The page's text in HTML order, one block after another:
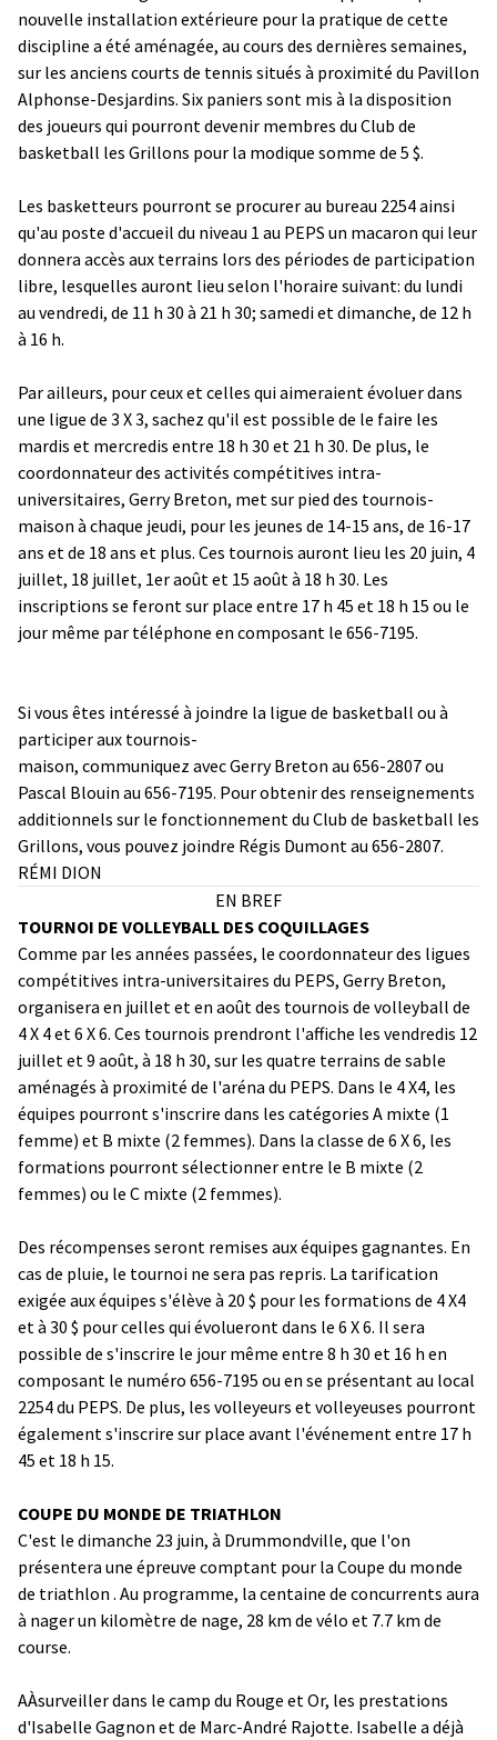
nouvelle installation extérieure pour la pratique de cette
discipline a été aménagée, au cours des dernières semaines,
sur les anciens courts de tennis situés à proximité du Pavillon
Alphonse-Desjardins. Six paniers sont mis à la disposition
des joueurs qui pourront devenir membres du Club de
basketball les Grillons pour la modique somme de 5 $.
Les basketteurs pourront se procurer au bureau 2254 ainsi
qu'au poste d'accueil du niveau 1 au PEPS un macaron qui leur
donnera accès aux terrains lors des périodes de participation
libre, lesquelles auront lieu selon l'horaire suivant: du lundi
au vendredi, de 11 h 30 à 21 h 30; samedi et dimanche, de 12 h
à 16 h.
Par ailleurs, pour ceux et celles qui aimeraient évoluer dans
une ligue de 3 X 3, sachez qu'il est possible de le faire les
mardis et mercredis entre 18 h 30 et 21 h 30. De plus, le
coordonnateur des activités compétitives intra-
universitaires, Gerry Breton, met sur pied des tournois-
maison à chaque jeudi, pour les jeunes de 14-15 ans, de 16-17
ans et de 18 ans et plus. Ces tournois auront lieu les 20 juin, 4
juillet, 18 juillet, 1er août et 15 août à 18 h 30. Les
inscriptions se feront sur place entre 17 h 45 et 18 h 15 ou le
jour même par téléphone en composant le 656-7195.
Si vous êtes intéressé à joindre la ligue de basketball ou à
participer aux tournois-
maison, communiquez avec Gerry Breton au 656-2807 ou
Pascal Blouin au 656-7195. Pour obtenir des renseignements
additionnels sur le fonctionnement du Club de basketball les
Grillons, vous pouvez joindre Régis Dumont au 656-2807.
RÉMI DION
EN BREF
TOURNOI DE VOLLEYBALL DES COQUILLAGES
Comme par les années passées, le coordonnateur des ligues
compétitives intra-universitaires du PEPS, Gerry Breton,
organisera en juillet et en août des tournois de volleyball de
4 X 4 et 6 X 6. Ces tournois prendront l'affiche les vendredis 12
juillet et 9 août, à 18 h 30, sur les quatre terrains de sable
aménagés à proximité de l'aréna du PEPS. Dans le 4 X4, les
équipes pourront s'inscrire dans les catégories A mixte (1
femme) et B mixte (2 femmes). Dans la classe de 6 X 6, les
formations pourront sélectionner entre le B mixte (2
femmes) ou le C mixte (2 femmes).
Des récompenses seront remises aux équipes gagnantes. En
cas de pluie, le tournoi ne sera pas repris. La tarification
exigée aux équipes s'élève à 20 $ pour les formations de 4 X4
et à 30 $ pour celles qui évolueront dans le 6 X 6. Il sera
possible de s'inscrire le jour même entre 8 h 30 et 16 h en
composant le numéro 656-7195 ou en se présentant au local
2254 du PEPS. De plus, les volleyeurs et volleyeuses pourront
également s'inscrire sur place avant l'événement entre 17 h
45 et 18 h 15.
COUPE DU MONDE DE TRIATHLON
C'est le dimanche 23 juin, à Drummondville, que l'on
présentera une épreuve comptant pour la Coupe du monde
de triathlon . Au programme, la centaine de concurrents aura
à nager un kilomètre de nage, 28 km de vélo et 7.7 km de
course.
AÀsurveiller dans le camp du Rouge et Or, les prestations
d'Isabelle Gagnon et de Marc-André Rajotte. Isabelle a déjà